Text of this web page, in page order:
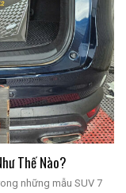
Thế Nào?
những mẫu SUV 7